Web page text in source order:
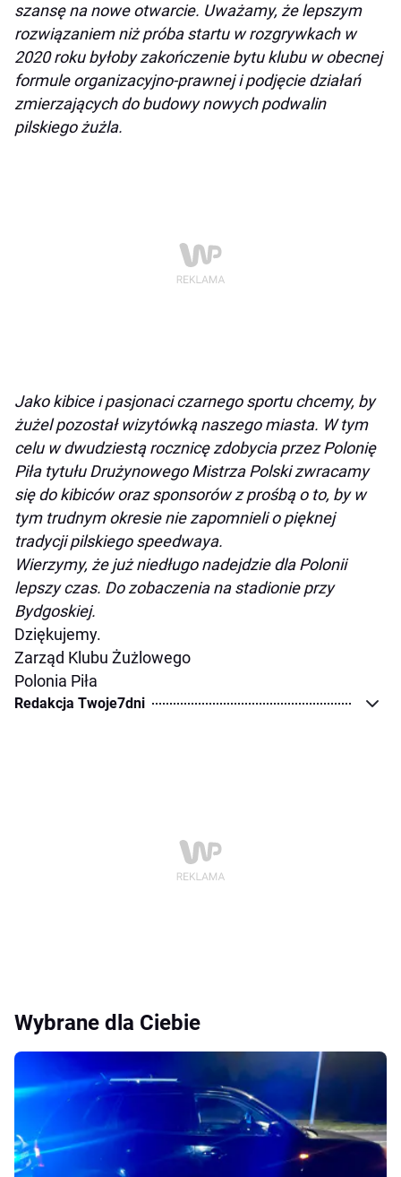
szansę na nowe otwarcie. Uważamy, że lepszym
rozwiązaniem niż próba startu w rozgrywkach w
2020 roku byłoby zakończenie bytu klubu w obecnej
formule organizacyjno-prawnej i podjęcie działań
zmierzających do budowy nowych podwalin
pilskiego żużla.
Jako kibice i pasjonaci czarnego sportu chcemy, by
żużel pozostał wizytówką naszego miasta. W tym
celu w dwudziestą rocznicę zdobycia przez Polonię
Piła tytułu Drużynowego Mistrza Polski zwracamy
się do kibiców oraz sponsorów z prośbą o to, by w
tym trudnym okresie nie zapomnieli o pięknej
tradycji pilskiego speedwaya.
Wierzymy, że już niedługo nadejdzie dla Polonii
lepszy czas. Do zobaczenia na stadionie przy
Bydgoskiej.
Dziękujemy.
Zarząd Klubu Żużlowego
Polonia Piła
Redakcja Twoje7dni
Wybrane dla Ciebie